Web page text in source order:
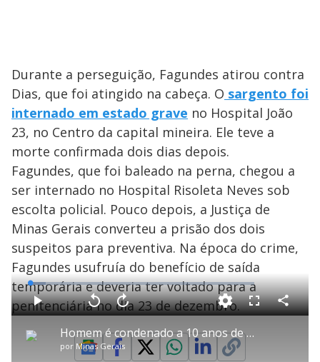
Durante a perseguição, Fagundes atirou contra
Dias, que foi atingido na cabeça. O sargento foi
internado em estado grave no Hospital João
23, no Centro da capital mineira. Ele teve a
morte confirmada dois dias depois.
Fagundes, que foi baleado na perna, chegou a
ser internado no Hospital Risoleta Neves sob
escolta policial. Pouco depois, a Justiça de
Minas Gerais converteu a prisão dos dois
suspeitos para preventiva. Na época do crime,
Fagundes usufruía do benefício de saída
temporária e deveria ter voltado para a
penitenciária no dia 23 de dezembro.
P Homem é condenado a 10 anos de prisão pela morte do sargento Roger Dias
por Minas Gerais
P V
t
a
r
1
A
n
ç
a
L
o
a
d
e F C
o